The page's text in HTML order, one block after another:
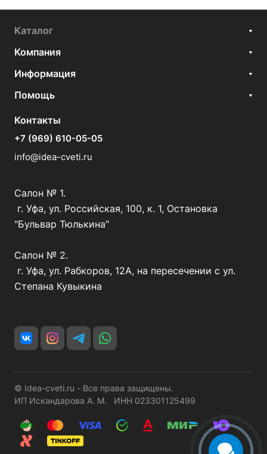
Каталог
Компания
Информация
Помощь
Контакты
+7 (969) 610-05-05
info@idea-cveti.ru
Салон № 1.
г. Уфа, ул. Российская, 100, к. 1, Остановка
"Бульвар Тюлькина"
Салон № 2.
г. Уфа, ул. Рабкоров, 12А, на пересечении с ул.
Степана Кувыкина
© Idea-cveti.ru - Все права защищены.
ИП Искандарова А. М. ИНН 023301125499